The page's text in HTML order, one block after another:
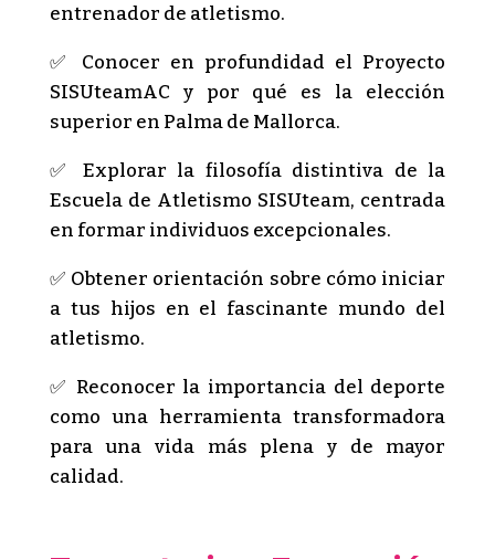
entrenador de atletismo.
✅ Conocer en profundidad el Proyecto
SISUteamAC y por qué es la elección
superior en Palma de Mallorca.
✅ Explorar la filosofía distintiva de la
Escuela de Atletismo SISUteam, centrada
en formar individuos excepcionales.
✅ Obtener orientación sobre cómo iniciar
a tus hijos en el fascinante mundo del
atletismo.
✅ Reconocer la importancia del deporte
como una herramienta transformadora
para una vida más plena y de mayor
calidad.